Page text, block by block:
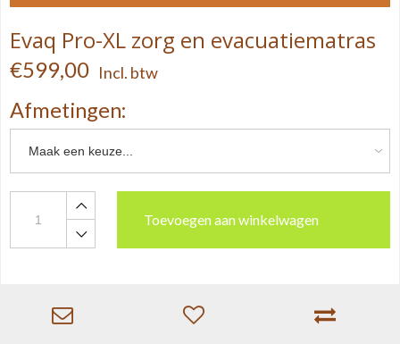
Evaq Pro-XL zorg en evacuatiematras
€599,00 Incl. btw
Afmetingen:
Toevoegen aan winkelwagen